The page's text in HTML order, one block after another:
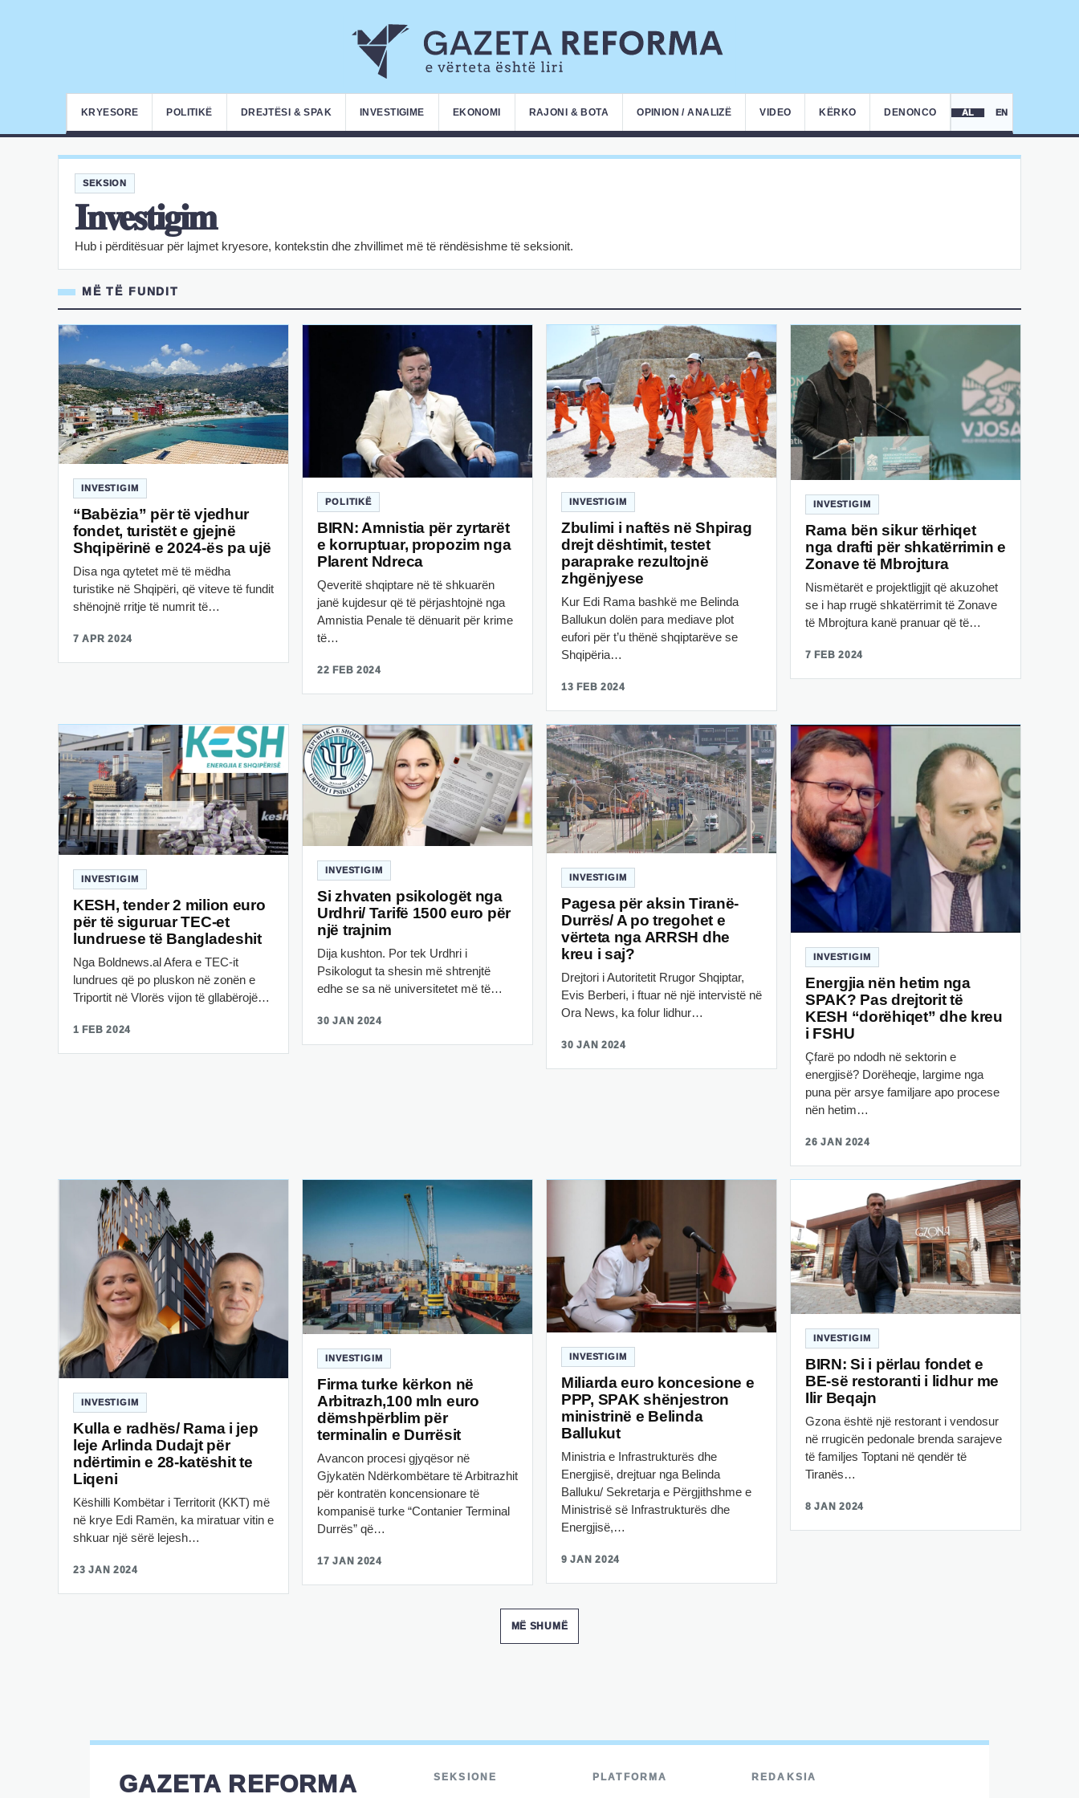
KRYESORE POLITIKË DREJTËSI & SPAK INVESTIGIME EKONOMI RAJONI & BOTA OPINION / ANALIZË VIDEO KËRKO DENONCO AL EN
SEKSION
Investigim
Hub i përditësuar për lajmet kryesore, kontekstin dhe zhvillimet më të rëndësishme të seksionit.
MË TË FUNDIT
INVESTIGIM
“Babëzia” për të vjedhur
fondet, turistët e gjejnë
Shqipërinë e 2024-ës pa ujë
Disa nga qytetet më të mëdha
turistike në Shqipëri, që viteve të fundit
shënojnë rritje të numrit të…
7 APR 2024
POLITIKË
BIRN: Amnistia për zyrtarët
e korruptuar, propozim nga
Plarent Ndreca
Qeveritë shqiptare në të shkuarën
janë kujdesur që të përjashtojnë nga
Amnistia Penale të dënuarit për krime
të…
22 FEB 2024
INVESTIGIM
Zbulimi i naftës në Shpirag
drejt dështimit, testet
paraprake rezultojnë
zhgënjyese
Kur Edi Rama bashkë me Belinda
Ballukun dolën para mediave plot
eufori për t’u thënë shqiptarëve se
Shqipëria…
13 FEB 2024
INVESTIGIM
Rama bën sikur tërhiqet
nga drafti për shkatërrimin e
Zonave të Mbrojtura
Nismëtarët e projektligjit që akuzohet
se i hap rrugë shkatërrimit të Zonave
të Mbrojtura kanë pranuar që të…
7 FEB 2024
INVESTIGIM
KESH, tender 2 milion euro
për të siguruar TEC-et
lundruese të Bangladeshit
Nga Boldnews.al Afera e TEC-it
lundrues që po pluskon në zonën e
Triportit në Vlorës vijon të gllabërojë…
1 FEB 2024
INVESTIGIM
Si zhvaten psikologët nga
Urdhri/ Tarifë 1500 euro për
një trajnim
Dija kushton. Por tek Urdhri i
Psikologut ta shesin më shtrenjtë
edhe se sa në universitetet më të…
30 JAN 2024
INVESTIGIM
Pagesa për aksin Tiranë-
Durrës/ A po tregohet e
vërteta nga ARRSH dhe
kreu i saj?
Drejtori i Autoritetit Rrugor Shqiptar,
Evis Berberi, i ftuar në një intervistë në
Ora News, ka folur lidhur…
30 JAN 2024
INVESTIGIM
Energjia nën hetim nga
SPAK? Pas drejtorit të
KESH “dorëhiqet” dhe kreu
i FSHU
Çfarë po ndodh në sektorin e
energjisë? Dorëheqje, largime nga
puna për arsye familjare apo procese
nën hetim…
26 JAN 2024
INVESTIGIM
Kulla e radhës/ Rama i jep
leje Arlinda Dudajt për
ndërtimin e 28-katëshit te
Liqeni
Këshilli Kombëtar i Territorit (KKT) më
në krye Edi Ramën, ka miratuar vitin e
shkuar një sërë lejesh…
23 JAN 2024
INVESTIGIM
Firma turke kërkon në
Arbitrazh,100 mln euro
dëmshpërblim për
terminalin e Durrësit
Avancon procesi gjyqësor në
Gjykatën Ndërkombëtare të Arbitrazhit
për kontratën koncensionare të
kompanisë turke “Contanier Terminal
Durrës” që…
17 JAN 2024
INVESTIGIM
Miliarda euro koncesione e
PPP, SPAK shënjestron
ministrinë e Belinda
Ballukut
Ministria e Infrastrukturës dhe
Energjisë, drejtuar nga Belinda
Balluku/ Sekretarja e Përgjithshme e
Ministrisë së Infrastrukturës dhe
Energjisë,…
9 JAN 2024
INVESTIGIM
BIRN: Si i përlau fondet e
BE-së restoranti i lidhur me
Ilir Beqajn
Gzona është një restorant i vendosur
në rrugicën pedonale brenda sarajeve
të familjes Toptani në qendër të
Tiranës…
8 JAN 2024
MË SHUMË
GAZETA REFORMA SEKSIONE PLATFORMA REDAKSIA